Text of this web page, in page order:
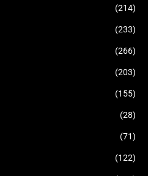
(214)
(233)
(266)
(203)
(155)
(28)
(71)
(122)